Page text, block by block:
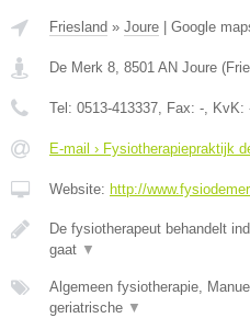
Friesland » Joure Google
De Merk 8, 8501 AN Joure (
Tel: 0513-413337, Fax: -, KvK:
E-mail › Fysiotherapiepraktijk
Website: http://
De fysiotherapeut behandelt
gaat ▼
Algemeen fysiotherapie,
geriatrische ▼